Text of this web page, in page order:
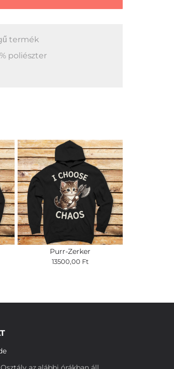
termék
poliészter
Purr-Zerker
13500,00 Ft